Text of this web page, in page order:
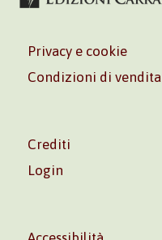
Privacy e cookie
Condizioni di vendita
Crediti
Login